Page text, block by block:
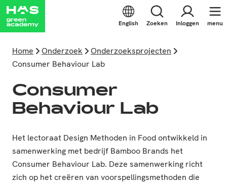
English Zoeken Inloggen menu
Home Onderzoek
Onderzoeksprojecten
Consumer Behaviour Lab
Consumer
Behaviour Lab
Het lectoraat Design Methoden in Food ontwikkeld in
samenwerking met bedrijf Bamboo Brands het
Consumer Behaviour Lab. Deze samenwerking richt
zich op het creëren van voorspellingsmethoden die